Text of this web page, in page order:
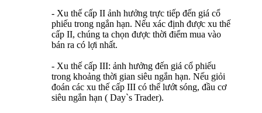
- Xu thế cấp II ảnh hưởng trực tiếp đến giá cổ
phiếu trong ngắn hạn. Nếu xác định được xu thế
cấp II, chúng ta chọn được thời điểm mua vào
bán ra có lợi nhất.
- Xu thế cấp III: ảnh hưởng đến giá cổ phiếu
trong khoảng thời gian siêu ngắn hạn. Nếu giỏi
đoán các xu thế cấp III có thể lướt sóng, đầu cơ
siêu ngắn hạn ( Day`s Trader).